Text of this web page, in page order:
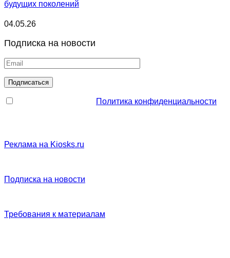
будущих поколений
04.05.26
Подписка на новости
Политика конфиденциальности
Реклама на Kiosks.ru
Подписка на новости
Требования к материалам